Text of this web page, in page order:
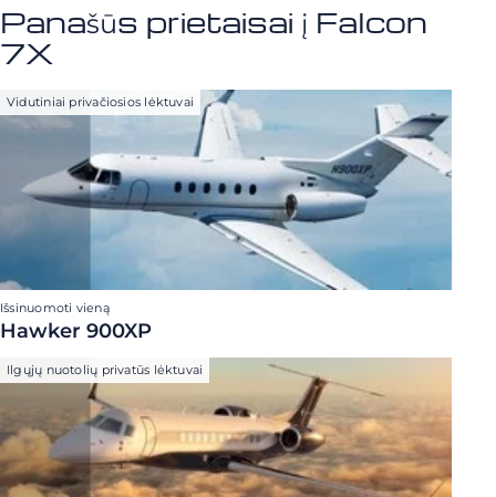
Panašūs prietaisai į Falcon
7X
Vidutiniai privačiosios lėktuvai
Išsinuomoti vieną
Hawker 900XP
Ilgųjų nuotolių privatūs lėktuvai